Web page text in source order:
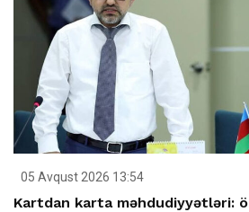
05 Avqust 2026 13:54
Kartdan karta məhdudiyyətləri: